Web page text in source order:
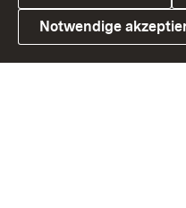
Link zum Landesportal
Notwendige